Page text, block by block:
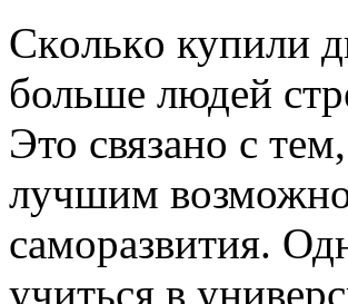
Скoлькo купили
больше людей
Это связано с
лучшим
саморазвития.
учиться в